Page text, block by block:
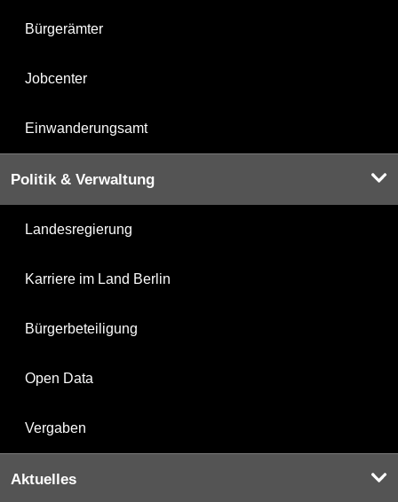
Bürgerämter
Jobcenter
Einwanderungsamt
Politik & Verwaltung
Landesregierung
Karriere im Land Berlin
Bürgerbeteiligung
Open Data
Vergaben
Aktuelles